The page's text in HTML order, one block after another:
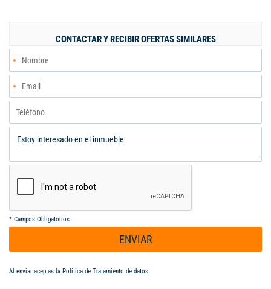
mínima 12,40 Mts. y 14 Mts. al centro, - Pisos trafico pesado
5000 PSI de 20 Cms. concreto MR 42 afinados, - 2 Muelles de
carga con 2 plataformas niveladoras mecánicas - 1 Puerta de
acceso para vehículos de carga, carga eléctrica 30 Kva, - Red
contra incendios, amplias vías internas. AABODEGAS S.A.S.
Expertos en inmuebles industriales y comerciales. Alfredo
Aldana B. Cel. 313 632 3987 - 304 985 0433.
aabodegas@gmail.co
CONTACTAR Y RECIBIR OFERTAS SIMILARES
* Campos Obligatorios
ENVIAR
Al enviar aceptas la Política de Tratamiento de datos.